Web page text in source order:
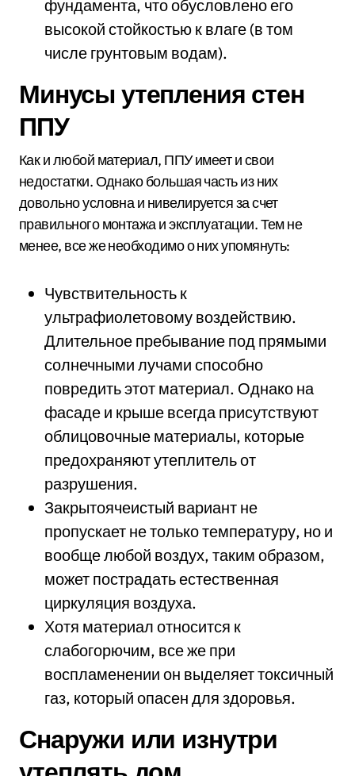
фундамента, что обусловлено его
высокой стойкостью к влаге (в том
числе грунтовым водам).
Минусы утепления стен
ППУ
Как и любой материал, ППУ имеет и свои
недостатки. Однако большая часть из них
довольно условна и нивелируется за счет
правильного монтажа и эксплуатации. Тем не
менее, все же необходимо о них упомянуть:
Чувствительность к
ультрафиолетовому воздействию.
Длительное пребывание под прямыми
солнечными лучами способно
повредить этот материал. Однако на
фасаде и крыше всегда присутствуют
облицовочные материалы, которые
предохраняют утеплитель от
разрушения.
Закрытоячеистый вариант не
пропускает не только температуру, но и
вообще любой воздух, таким образом,
может пострадать естественная
циркуляция воздуха.
Хотя материал относится к
слабогорючим, все же при
воспламенении он выделяет токсичный
газ, который опасен для здоровья.
Снаружи или изнутри